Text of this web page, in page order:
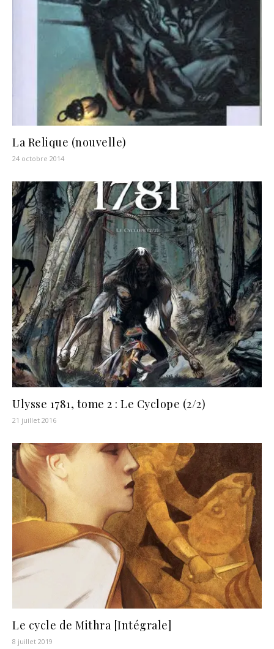
La Relique (nouvelle)
24 octobre 2014
Ulysse 1781, tome 2 : Le Cyclope (2/2)
21 juillet 2016
Le cycle de Mithra [Intégrale]
8 juillet 2019